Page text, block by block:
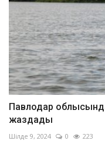
Павлодар
жаздады
Шілде 9, 2024 0 223